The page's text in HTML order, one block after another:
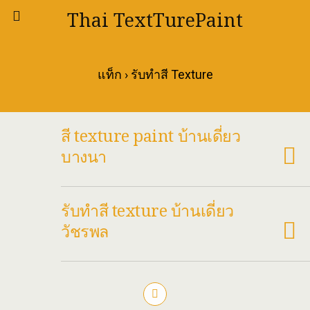
Thai TextTurePaint
แท็ก › รับทำสี Texture
สี texture paint บ้านเดี่ยว
บางนา
รับทำสี texture บ้านเดี่ยว
วัชรพล